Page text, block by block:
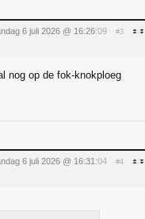
6 juli 2026 @ 16:26:09 #3
nog op de fok-knokploeg
6 juli 2026 @ 16:31 :04 #4